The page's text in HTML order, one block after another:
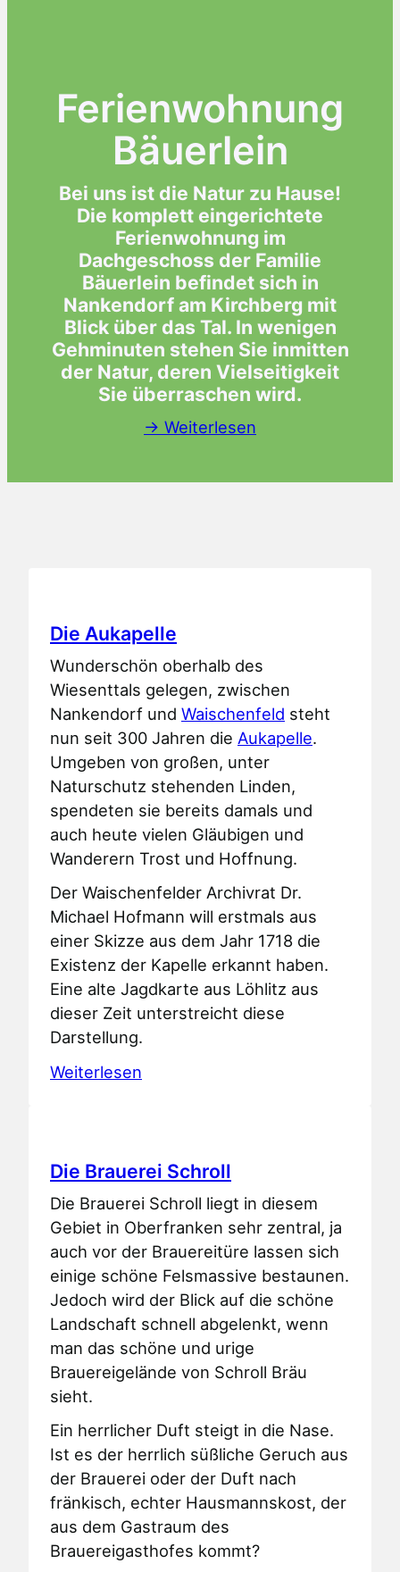
Ferienwohnung
Bäuerlein
Bei uns ist die Natur zu Hause!
Die komplett eingerichtete
Ferienwohnung im
Dachgeschoss der Familie
Bäuerlein befindet sich in
Nankendorf am Kirchberg mit
Blick über das Tal. In wenigen
Gehminuten stehen Sie inmitten
der Natur, deren Vielseitigkeit
Sie überraschen wird.
→ Weiterlesen
Die Aukapelle
Wunderschön oberhalb des
Wiesenttals gelegen, zwischen
Nankendorf und Waischenfeld steht
nun seit 300 Jahren die Aukapelle.
Umgeben von großen, unter
Naturschutz stehenden Linden,
spendeten sie bereits damals und
auch heute vielen Gläubigen und
Wanderern Trost und Hoffnung.
Der Waischenfelder Archivrat Dr.
Michael Hofmann will erstmals aus
einer Skizze aus dem Jahr 1718 die
Existenz der Kapelle erkannt haben.
Eine alte Jagdkarte aus Löhlitz aus
dieser Zeit unterstreicht diese
Darstellung.
Weiterlesen
Die Brauerei Schroll
Die Brauerei Schroll liegt in diesem
Gebiet in Oberfranken sehr zentral, ja
auch vor der Brauereitüre lassen sich
einige schöne Felsmassive bestaunen.
Jedoch wird der Blick auf die schöne
Landschaft schnell abgelenkt, wenn
man das schöne und urige
Brauereigelände von Schroll Bräu
sieht.
Ein herrlicher Duft steigt in die Nase.
Ist es der herrlich süßliche Geruch aus
der Brauerei oder der Duft nach
fränkisch, echter Hausmannskost, der
aus dem Gastraum des
Brauereigasthofes kommt?